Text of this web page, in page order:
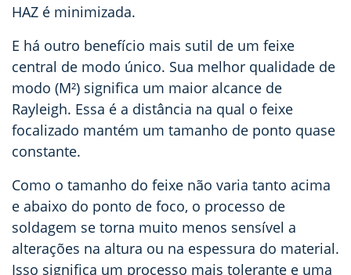
HAZ é minimizada.
E há outro benefício mais sutil de um feixe
central de modo único. Sua melhor qualidade de
modo (M²) significa um maior alcance de
Rayleigh. Essa é a distância na qual o feixe
focalizado mantém um tamanho de ponto quase
constante.
Como o tamanho do feixe não varia tanto acima
e abaixo do ponto de foco, o processo de
soldagem se torna muito menos sensível a
alterações na altura ou na espessura do material.
Isso significa um processo mais tolerante e uma